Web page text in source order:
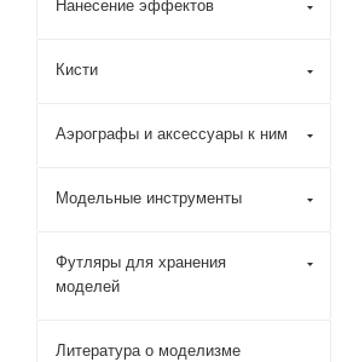
Нанесение эффектов
Кисти
Аэрографы и аксессуары к ним
Модельные инструменты
Футляры для хранения
моделей
Литература о моделизме